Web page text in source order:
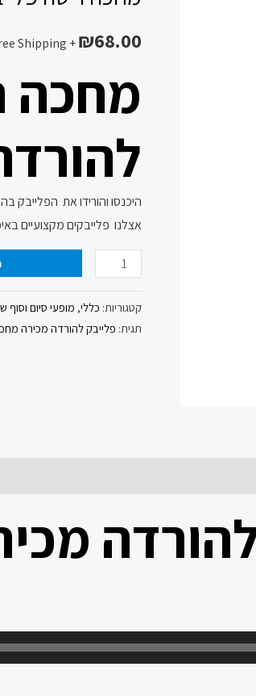
₪68.00
+ Free Shipping
מחכה
היכנסו והורידו את הפלייבק
אצלנו פלייבקים מקצועיים
להורדה
*
קטגוריות: כללי, מופעי סיום וסוף
תגית: פלייבק להורדה מכירה